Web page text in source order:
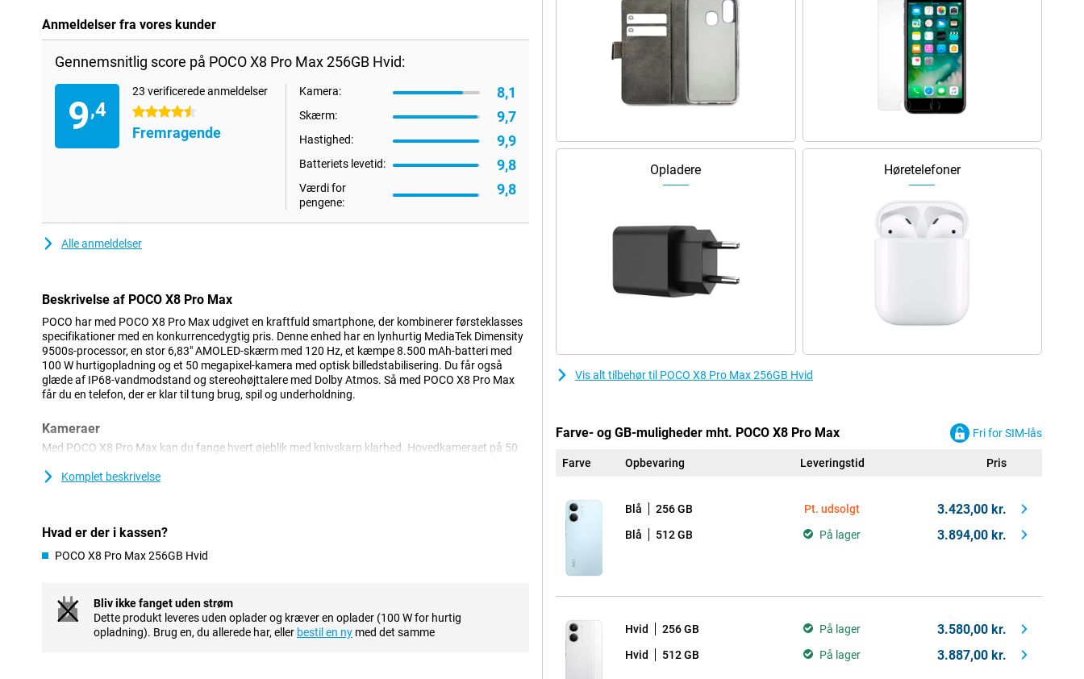
Anmeldelser fra vores kunder
Gennemsnitlig score på POCO X8 Pro Max 256GB Hvid:
9,4
23 verificerede anmeldelser
4.5 stjerner
Fremragende
Kamera: 8,1
Skærm: 9,7
Hastighed: 9,9
Batteriets levetid: 9,8
Værdi for
pengene:
9,8
Alle anmeldelser
Beskrivelse af POCO X8 Pro Max
POCO har med POCO X8 Pro Max udgivet en kraftfuld smartphone, der kombinerer førsteklasses
specifikationer med en konkurrencedygtig pris. Denne enhed har en lynhurtig MediaTek Dimensity
9500s-processor, en stor 6,83" AMOLED-skærm med 120 Hz, et kæmpe 8.500 mAh-batteri med
100 W hurtigopladning og et 50 megapixel-kamera med optisk billedstabilisering. Du får også
glæde af IP68-vandmodstand og stereohøjttalere med Dolby Atmos. Så med POCO X8 Pro Max
får du en telefon, der er klar til tung brug, spil og underholdning.
Kameraer
Med POCO X8 Pro Max kan du fange hvert øjeblik med knivskarp klarhed. Hovedkameraet på 50
billedstabilisering holder dine fotos og videoer skarpe, selv når du bevæger dig. Til gruppebilleder
Jævn ydeevne
problemfrit, og dit batteri holder længere. Kombineret med LPDDR5X-arbejdshukommelse og UFS
4.1-lagring, hurtige teknologier til arbejdshukommelse og lagring, åbner POCO X8 Pro Max apps
lynhurtigt og skifter gnidningsløst mellem forskellige opgaver.
Komplet beskrivelse
Hvad er der i kassen?
POCO X8 Pro Max 256GB Hvid
Bliv ikke fanget uden strøm
Dette produkt leveres uden oplader og kræver en oplader (100 W for hurtig
opladning). Brug en, du allerede har, eller bestil en ny med det samme
Opladere Høretelefoner
Vis alt tilbehør til POCO X8 Pro Max 256GB Hvid
Farve- og GB-muligheder mht. POCO X8 Pro Max Fri for SIM-lås
Farve Opbevaring Leveringstid Pris
Blå 256 GB Pt. udsolgt 3.423,00 kr.
Blå 512 GB På lager 3.894,00 kr.
Hvid 256 GB På lager 3.580,00 kr.
Hvid 512 GB På lager 3.887,00 kr.